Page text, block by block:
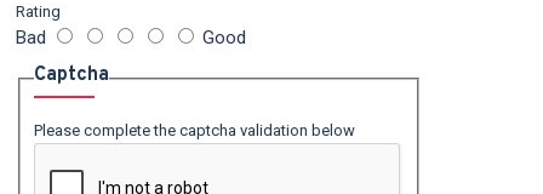
Rating
Bad Good
Captcha
Please complete the captcha validation below